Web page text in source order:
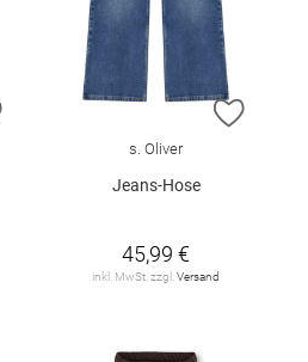
ZUR WUNSCHLISTE HINZUFÜGEN
ZUR
s. Oliver
Jeans-Hose
45,99 €
inkl. MwSt. zzgl.Versand